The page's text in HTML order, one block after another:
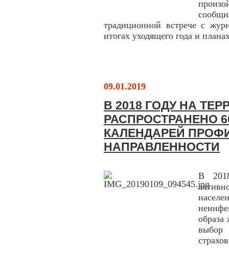
традиционной встрече с
итогах уходящего года и
09.01.2019
В 2018 ГОДУ НА
РАСПРОСТРАНЕНО
КАЛЕНДАРЕЙ
НАПРАВЛЕННОСТИ
В
образа